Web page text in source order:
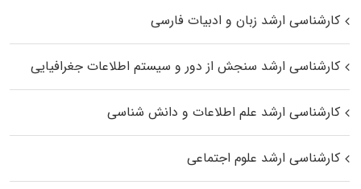
کارشناسی ارشد زبان و ادبیات فارسی
کارشناسی ارشد سنجش از دور و سیستم اطلاعات جغرافیایی
کارشناسی ارشد علم اطلاعات و دانش شناسی
کارشناسی ارشد علوم اجتماعی